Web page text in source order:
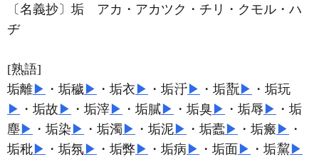
〔名義抄〕垢 アカ・アカツク・チリ・クモル・ハ
ヂ
[熟語]
垢離▶ ・垢穢▶ ・垢衣 ▶ ・垢 ▶ ・垢 ▶ ・垢玩
▶ ・垢故 ▶ ・垢滓▶ ・垢膩▶ ・垢臭▶ ・垢辱 ▶ ・垢
塵▶ ・垢染 ▶ ・垢濁 ▶ ・垢泥▶ ・垢蠹 ▶ ・垢瘢▶ ・
垢秕▶ ・垢氛▶ ・垢弊▶ ・垢病 ▶ ・垢面▶ ・垢
▶